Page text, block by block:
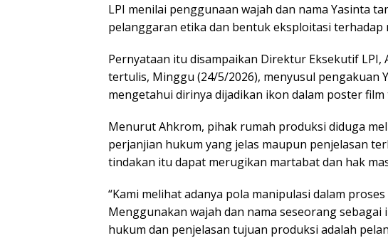
LPI menilai penggunaan wajah dan nama Yasinta
pelanggaran etika dan bentuk eksploitasi terhadap
Pernyataan itu disampaikan Direktur Eksekutif LPI,
tertulis, Minggu (24/5/2026), menyusul pengakuan
mengetahui dirinya dijadikan ikon dalam poster
Menurut Ahkrom, pihak rumah produksi diduga
perjanjian hukum yang jelas maupun penjelasan
tindakan itu dapat merugikan martabat dan hak
“Kami melihat adanya pola manipulasi dalam
Menggunakan wajah dan nama seseorang
hukum dan penjelasan tujuan produksi adalah